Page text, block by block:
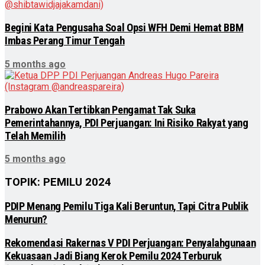
Begini Kata Pengusaha Soal Opsi WFH Demi Hemat BBM
Imbas Perang Timur Tengah
5 months ago
Prabowo Akan Tertibkan Pengamat Tak Suka
Pemerintahannya, PDI Perjuangan: Ini Risiko Rakyat yang
Telah Memilih
5 months ago
TOPIK: PEMILU 2024
PDIP Menang Pemilu Tiga Kali Beruntun, Tapi Citra Publik
Menurun?
Rekomendasi Rakernas V PDI Perjuangan: Penyalahgunaan
Kekuasaan Jadi Biang Kerok Pemilu 2024 Terburuk